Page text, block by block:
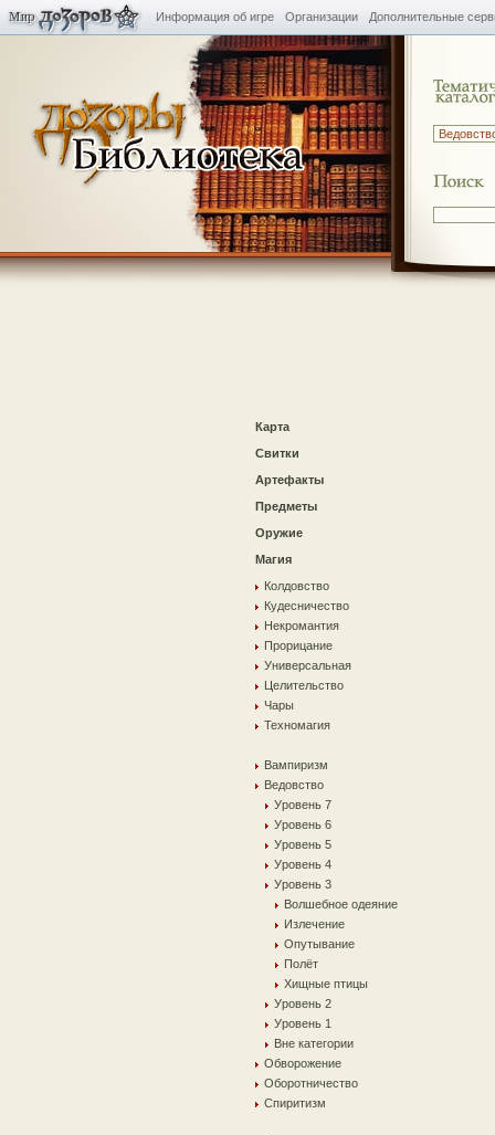
Информация об игре Организации Дополнительные
Карта
Свитки
Артефакты
Предметы
Оружие
Магия
Колдовство
Кудесничество
Некромантия
Прорицание
Универсальная
Целительство
Чары
Техномагия
Вампиризм
Ведовство
Уровень 7
Уровень 6
Уровень 5
Уровень 4
Уровень 3
Волшебное одеяние
Излечение
Опутывание
Полёт
Хищные птицы
Уровень 2
Уровень 1
Вне категории
Обворожение
Оборотничество
Спиритизм